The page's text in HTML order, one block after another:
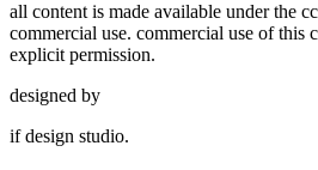
all content is made available under the
commercial use. commercial use of this
explicit permission.
designed by
if design studio.